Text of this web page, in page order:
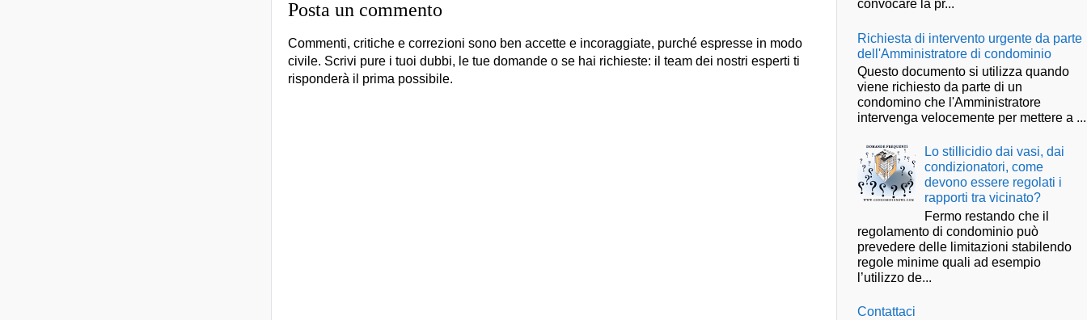
Posta un commento
Commenti, critiche e correzioni sono ben accette e incoraggiate, purché espresse in modo
civile. Scrivi pure i tuoi dubbi, le tue domande o se hai richieste: il team dei nostri esperti ti
risponderà il prima possibile.
convocare la pr...
Richiesta di intervento urgente da parte
dell'Amministratore di condominio
Questo documento si utilizza quando
viene richiesto da parte di un
condomino che l'Amministratore
intervenga velocemente per mettere a ...
Lo stillicidio dai vasi, dai
condizionatori, come
devono essere regolati i
rapporti tra vicinato?
Fermo restando che il
regolamento di condominio può
prevedere delle limitazioni stabilendo
regole minime quali ad esempio
l’utilizzo de...
Contattaci